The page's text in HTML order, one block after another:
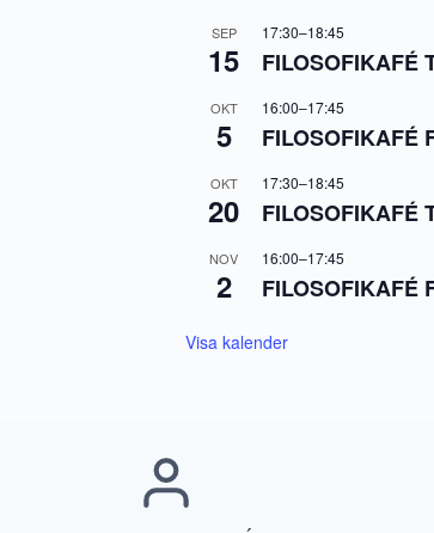
SEP
15
17:30–18:45
FILOSOFIKAFÉ
OKT
5
16:00–17:45
FILOSOFIKAFÉ
OKT
20
17:30–18:45
FILOSOFIKAFÉ
NOV
2
16:00–17:45
FILOSOFIKAFÉ
Visa kalender